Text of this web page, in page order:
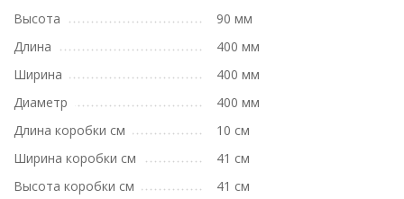
Высота
90 мм
Длина
400 мм
Ширина
400 мм
Диаметр
400 мм
Длина коробки см
10 см
Ширина коробки см
41 см
Высота коробки см
41 см